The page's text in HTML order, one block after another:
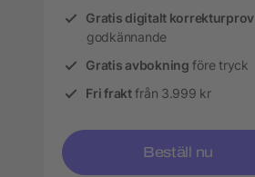
Gratis digitalt korrekturprov
godkännande
Gratis avbokning före tryck
Fri fraktfrån 3.999 kr
Beställ nu